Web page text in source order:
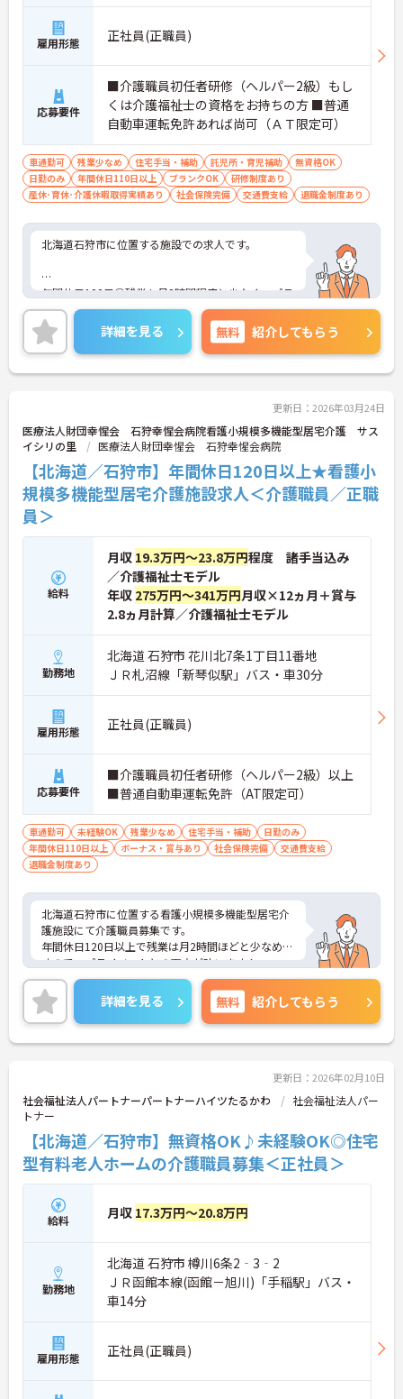
雇用形態 正社員(正職員)
応募要件
■介護職員初任者研修（ヘルパー2級）もし
くは介護福祉士の資格をお持ちの方 ■普通
自動車運転免許あれば尚可（ＡＴ限定可）
車通勤可 残業少なめ 住宅手当・補助 託児所・育児補助
無資格OK
日勤のみ
年間休日110日以上 ブランクOK
研修制度あり
産休･育休･介護休暇取得実績あり
社会保険完備 交通費支給 退職金制度あり
北海道石狩市に位置する施設での求人です。
年間休日122日◎残業も月3時間程度と少なく、プラ
イベートとの予定が立てやすいです。
また、託児所も完備されていますので、お子様がい
らっしゃる方でも安心してご就業していただけま
ご興味ある方には、面接対策ポイントなど、さらに
詳細をお話しいたしますのでお気軽にご相談くださ
い。
詳細を見る 無料 紹介してもらう
更新日：2026年03月24日
医療法人財団幸惺会 石狩幸惺会病院看護小規模多機能型居宅介護 サス
イシリの里
医療法人財団幸惺会 石狩幸惺会病院
【北海道／石狩市】年間休日120日以上★看護小
規模多機能型居宅介護施設求人＜介護職員／正職
員＞
給料
月収 19.3万円～23.8万円程度 諸手当込み
／介護福祉士モデル
年収 275万円～341万円月収×12ヵ月＋賞与
2.8ヵ月計算／介護福祉士モデル
勤務地
北海道 石狩市 花川北7条1丁目11番地
ＪＲ札沼線「新琴似駅」バス・車30分
雇用形態 正社員(正職員)
応募要件
■介護職員初任者研修（ヘルパー2級）以上
■普通自動車運転免許（AT限定可）
車通勤可 未経験OK 残業少なめ 住宅手当・補助
日勤のみ
年間休日110日以上
ボーナス・賞与あり 社会保険完備
交通費支給
退職金制度あり
北海道石狩市に位置する看護小規模多機能型居宅介
護施設にて介護職員募集です。
年間休日120日以上で残業は月2時間ほどと少なめで
すので、プライベートとの両立が叶います！
ご興味ある方には、面接対策ポイントなど、さらに
詳細をお話しいたしますのでお気軽にご相談くださ
い！
詳細を見る 無料 紹介してもらう
更新日：2026年02月10日
社会福祉法人パートナーパートナーハイツたるかわ
社会福祉法人パー
トナー
【北海道／石狩市】無資格OK♪未経験OK◎住宅
型有料老人ホームの介護職員募集＜正社員＞
給料 月収 17.3万円～20.8万円
勤務地
北海道 石狩市 樽川6条2‐3‐2
ＪＲ函館本線(函館－旭川)「手稲駅」バス・
車14分
雇用形態 正社員(正職員)